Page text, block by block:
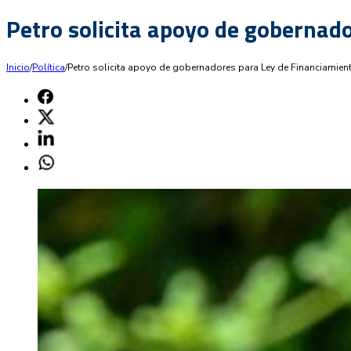
Petro solicita apoyo de
Inicio/Política/Petro solicita apoyo de gobernadores para Ley de